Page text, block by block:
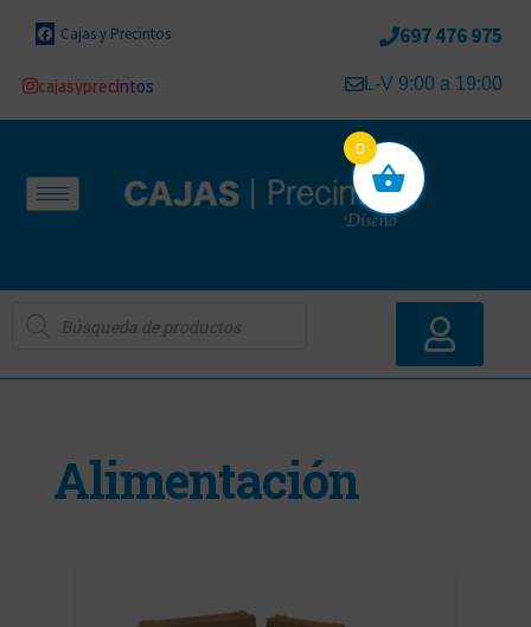
Cajas y Precintos
cajasyprecintos
697 476 975
L-V 9:00 a 19:00
Alimentación
0